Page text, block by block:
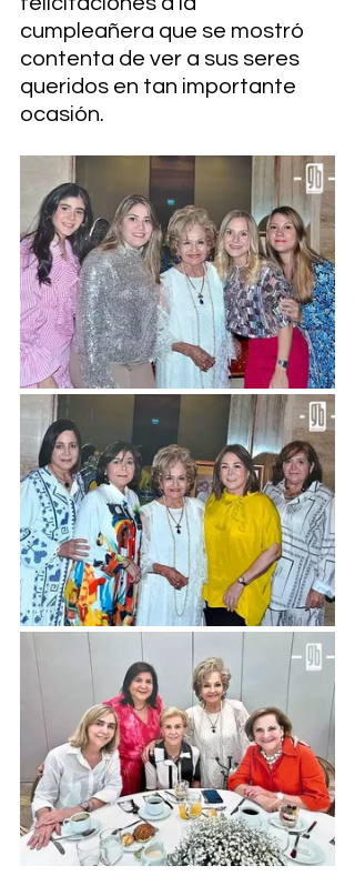
cumpleañera que se mostró
contenta de ver a sus seres
queridos en tan importante
ocasión.